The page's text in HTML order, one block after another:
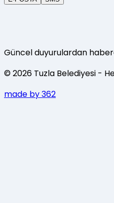
Güncel duyurulardan
©2026 Tuzla Belediyesi -
made by 362